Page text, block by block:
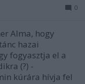
0
Alma, hogy
hazai
fogyasztja el a
(?) -
kúrára hívja fel